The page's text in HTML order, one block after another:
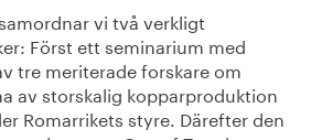
vi två verkligt
Först ett seminarium med
tre meriterade forskare om
av storskalig kopparproduktion
Romarrikets styre. Därefter den